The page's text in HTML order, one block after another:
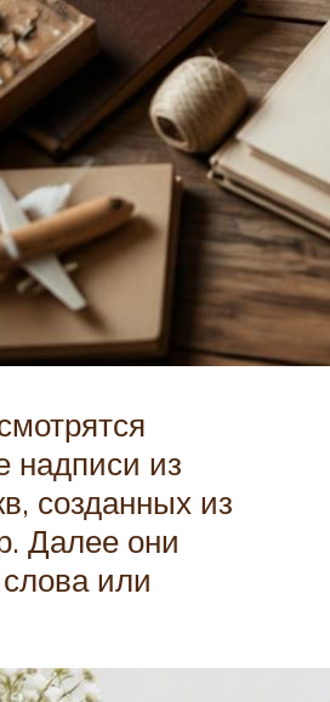
надписи из
созданных из
Далее они
или